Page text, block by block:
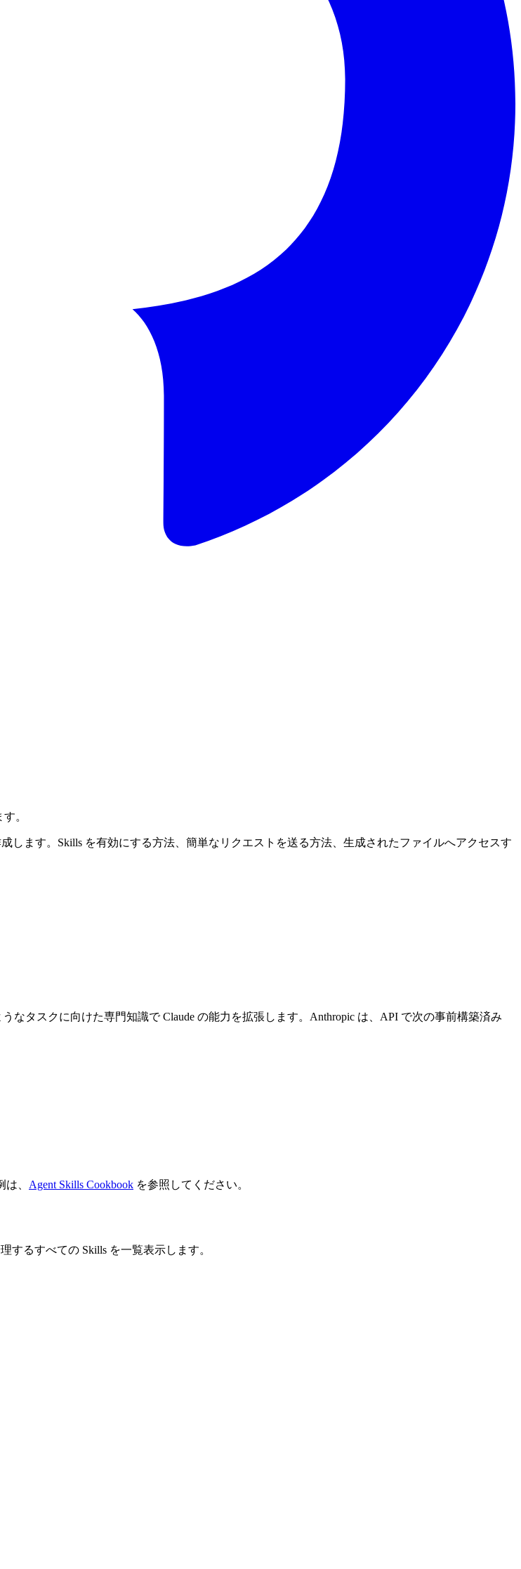
。
します。Skills を有効にする方法、簡単なリクエストを送る方法、生成されたファイルへアクセスす
なタスクに向けた専門知識で Claude の能力を拡張します。Anthropic は、API で次の事前構築済み
、 Agent Skills Cookbook を参照してください。
するすべての Skills を一覧表示します。